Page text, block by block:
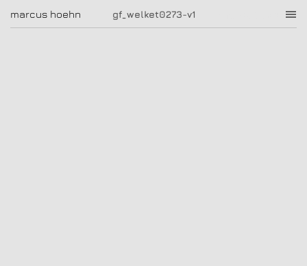
gf_welket0273-v1
marcus hoehn marcus hoehn
|